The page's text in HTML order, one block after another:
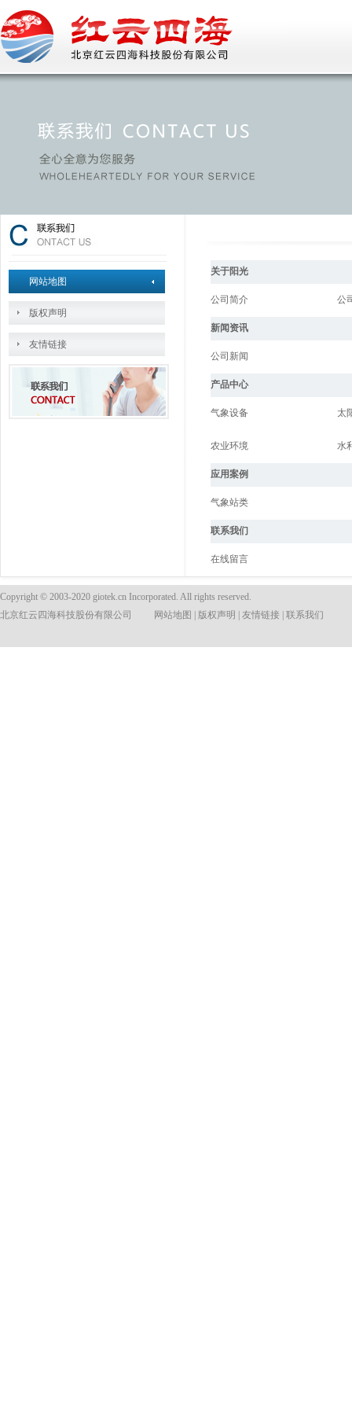
网站地图
版权声明
友情链接
关于阳光
公司简介 公
新闻资讯
公司新闻
产品中心
气象设备 太
农业环境 水
应用案例
气象站类
联系我们
在线留言
Copyright © 2003-2020 giotek.cn Incorporated. All rights reserved.
北京红云四海科技股份有限公司
网站地图 版权声明 友情链接 联系我们